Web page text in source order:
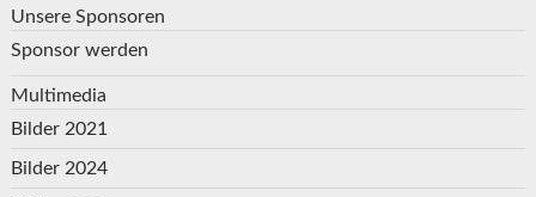
Unsere Sponsoren
Sponsor werden
Multimedia
Bilder 2021
Bilder 2024